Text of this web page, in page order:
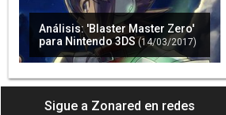
Nintendo revela que el primer
'Mario Kart' iba a ser un 'F-Zero'
(18/04/2017)
Análisis: 'Blaster Master Zero'
para Nintendo 3DS (14/03/2017)
Sigue a Zonared en redes